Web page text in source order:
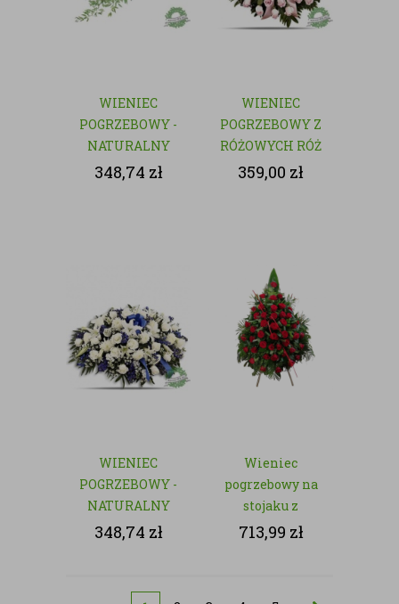
WIENIEC
POGRZEBOWY -
NATURALNY
348,74 zł
WIENIEC
POGRZEBOWY Z
RÓŻOWYCH RÓŻ
- NATURALNY
359,00 zł
WIENIEC
POGRZEBOWY -
NATURALNY
348,74 zł
Wieniec
pogrzebowy na
stojaku z
czerwonych róż
713,99 zł